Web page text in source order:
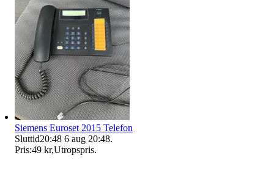
Siemens Euroset 2015 Telefon
Sluttid20:48 6 aug 20:48.
Pris:49 kr,Utropspris.